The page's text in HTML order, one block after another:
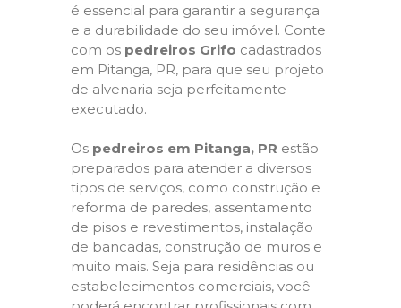
é essencial para garantir a segurança
e a durabilidade do seu imóvel. Conte
com os pedreiros Grifo cadastrados
em Pitanga, PR, para que seu projeto
de alvenaria seja perfeitamente
executado.
Os pedreiros em Pitanga, PR estão
preparados para atender a diversos
tipos de serviços, como construção e
reforma de paredes, assentamento
de pisos e revestimentos, instalação
de bancadas, construção de muros e
muito mais. Seja para residências ou
estabelecimentos comerciais, você